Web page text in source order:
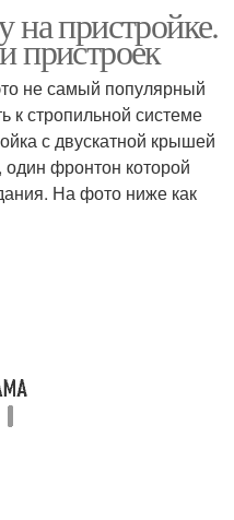
Керамическая кровля
на пристройке.
пристроек
не самый популярный
к стропильной системе
с двускатной крышей
один фронтон которой
На фото ниже как